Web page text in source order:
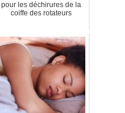
pour les déchirures de la
coiffe des rotateurs